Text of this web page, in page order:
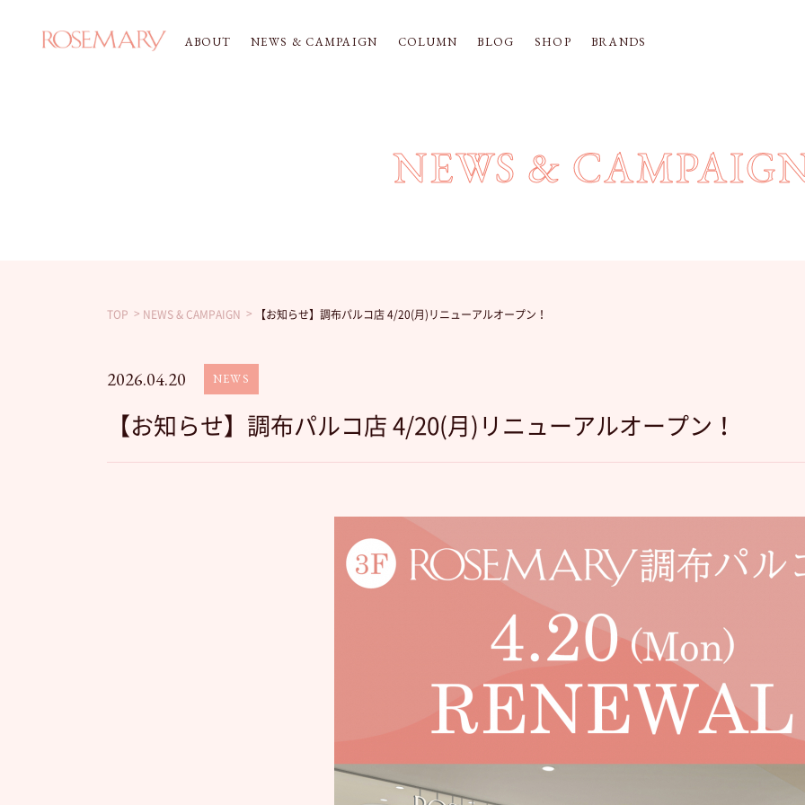
ABOUT NEWS & CAMPAIGN COLUMN BLOG SHOP BRANDS
NEWS &
TOP NEWS & CAMPAIGN 【お知らせ】調布パルコ店 4/20(月)リニューアルオープン！
2026.04.20 NEWS
【お知らせ】調布パルコ店 4/20(月)リニューアルオープン！